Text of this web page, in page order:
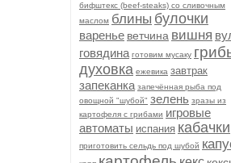
бифштекс (beef-stеаks) со сливочным
маслом блины булочки
варенье ветчина вишня
говядина готовим мусаку
духовка ежевика завтрак
запеканка запечённая рыба под
овощной "шубой" зелень зразы из
картофеля с грибами игровые
автоматы испания кабачки
приготовить сельдь под шубой